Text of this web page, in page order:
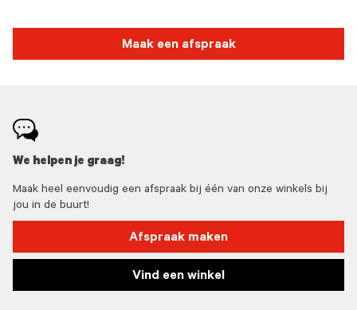
Maak een afspraak
We helpen je graag!
Maak heel eenvoudig een afspraak bij één van onze winkels bij
jou in de buurt!
Afspraak maken
Vind een winkel